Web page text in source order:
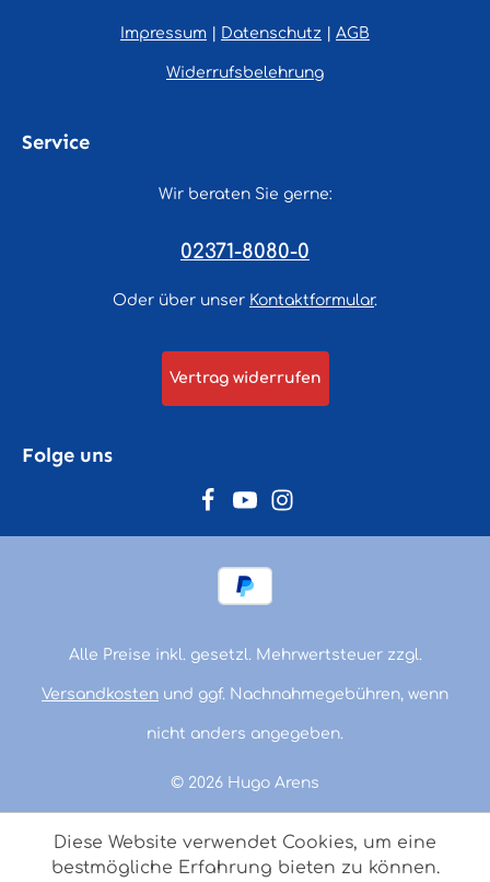
Impressum Datenschutz AGB
Widerrufsbelehrung
Service
Wir beraten Sie gerne:
02371-8080-0
Oder über unser Kontaktformular.
Vertrag widerrufen
Folge uns
© 2026 Hugo Arens
Alle Preise inkl. gesetzl. Mehrwertsteuer zzgl.
Versandkosten und ggf. Nachnahmegebühren, wenn
nicht anders angegeben.
Diese Website verwendet Cookies, um eine
bestmögliche Erfahrung bieten zu können.